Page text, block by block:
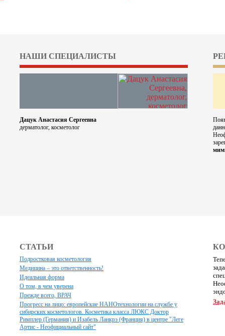
НАШИ СПЕЦИАЛИСТЫ
Дацук Анастасия Сергеевна
дерматолог, косметолог
СТАТЬИ
Подростковая косметология
Медицина – это ответственность!
Идеальная форма
О том, в чем уверена
Прежде всего, ВРАЧ
Прогресс на лицо: европейские НАНОтехнологии на службе у
сибирских косметологов. Косметика класса ЛЮКС Доктор
Римплер (Германия) и Изабель Ланкрэ (Франция) в центре "Леге
Артис - Неофициальный сайт"